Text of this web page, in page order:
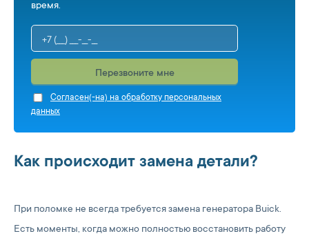
время.
Перезвоните мне
Cогласен(-на) на обработку персональных
данных
Как происходит замена детали?
При поломке не всегда требуется замена генератора Buick.
Есть моменты, когда можно полностью восстановить работу